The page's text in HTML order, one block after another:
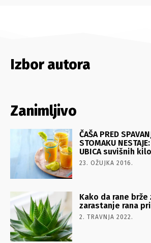
Izbor autora
Zanimljivo
ČAŠA PRED
STOMAKU
UBICA suvišnih
23. OŽUJKA 2016.
Kako da rane brže
zarastanje rana
2. TRAVNJA 2022.